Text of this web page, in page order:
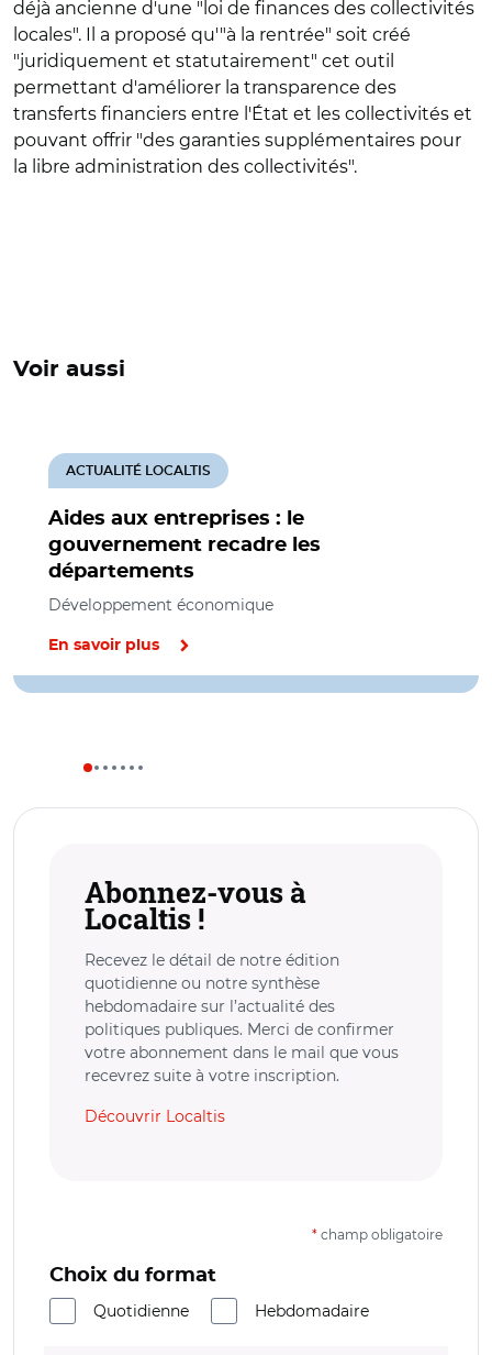
déjà ancienne d'une "loi de finances des collectivités
locales". Il a proposé qu'"à la rentrée" soit créé
"juridiquement et statutairement" cet outil
permettant d'améliorer la transparence des
transferts financiers entre l'État et les collectivités et
pouvant offrir "des garanties supplémentaires pour
la libre administration des collectivités".
Voir aussi
Aides aux entreprises : le
gouvernement recadre les
départements
ACTUALITÉ LOCALTIS
Développement économique
En savoir plus
Abonnez-vous à
Localtis !
Recevez le détail de notre édition
quotidienne ou notre synthèse
hebdomadaire sur l’actualité des
politiques publiques. Merci de confirmer
votre abonnement dans le mail que vous
recevrez suite à votre inscription.
Découvrir Localtis
* champ obligatoire
Choix du format
Quotidienne
Hebdomadaire